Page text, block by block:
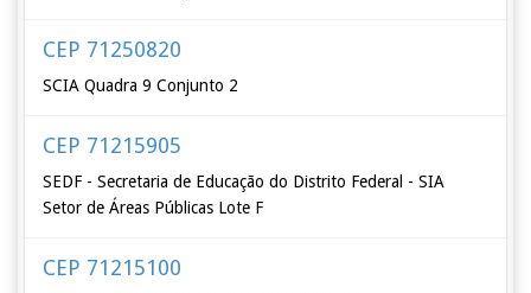
CEP 71250820
SCIA Quadra 9 Conjunto 2
CEP 71215905
SEDF - Secretaria de Educação do Distrito Federal - SIA
Setor de Áreas Públicas Lote F
CEP 71215100